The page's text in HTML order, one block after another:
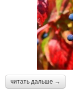
читать дальше →